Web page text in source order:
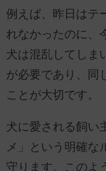
例えば、昨日はテ
れなかったのに、
犬は混乱してしま
が必要であり、同
ことが大切です。
犬に愛される飼い
メ」という明確な
守ります。このよ